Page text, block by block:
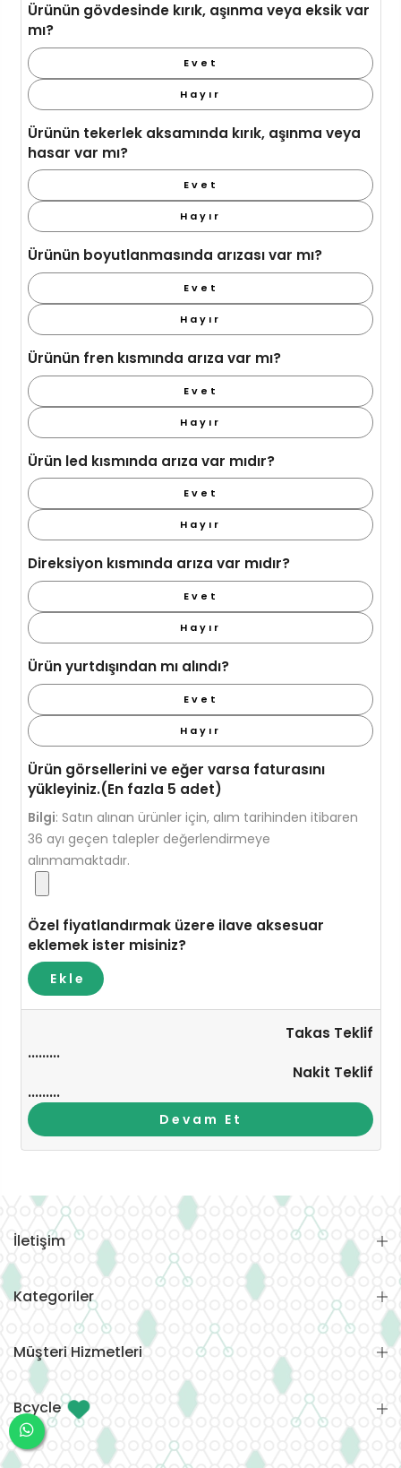
Ürünün gövdesinde kırık, aşınma veya eksik var
mı?
Evet
Hayır
Ürünün tekerlek aksamında kırık, aşınma veya
hasar var mı?
Evet
Hayır
Ürünün boyutlanmasında arızası var mı?
Evet
Hayır
Ürünün fren kısmında arıza var mı?
Evet
Hayır
Ürün led kısmında arıza var mıdır?
Evet
Hayır
Direksiyon kısmında arıza var mıdır?
Evet
Hayır
Ürün yurtdışından mı alındı?
Evet
Hayır
Ürün görsellerini ve eğer varsa faturasını
yükleyiniz.(En fazla 5 adet)
Bilgi: Satın alınan ürünler için, alım tarihinden itibaren
36 ayı geçen talepler değerlendirmeye
alınmamaktadır.
Özel fiyatlandırmak üzere ilave aksesuar
eklemek ister misiniz?
Ekle
Takas Teklif
.........
Nakit Teklif
.........
Devam Et
İletişim
Kategoriler
Müşteri Hizmetleri
Bcycle